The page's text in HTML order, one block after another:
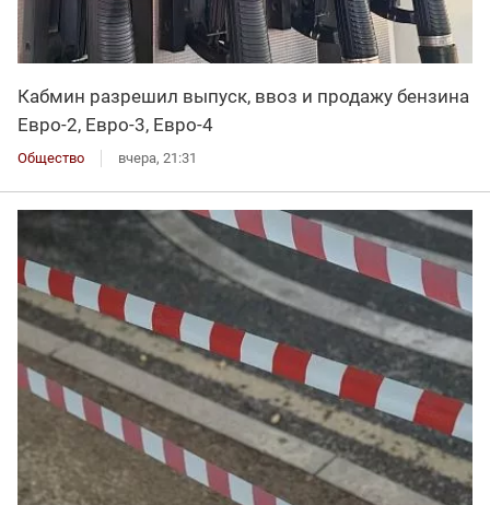
Кабмин разрешил выпуск, ввоз и продажу бензина
Евро-2, Евро-3, Евро-4
Общество вчера, 21:31